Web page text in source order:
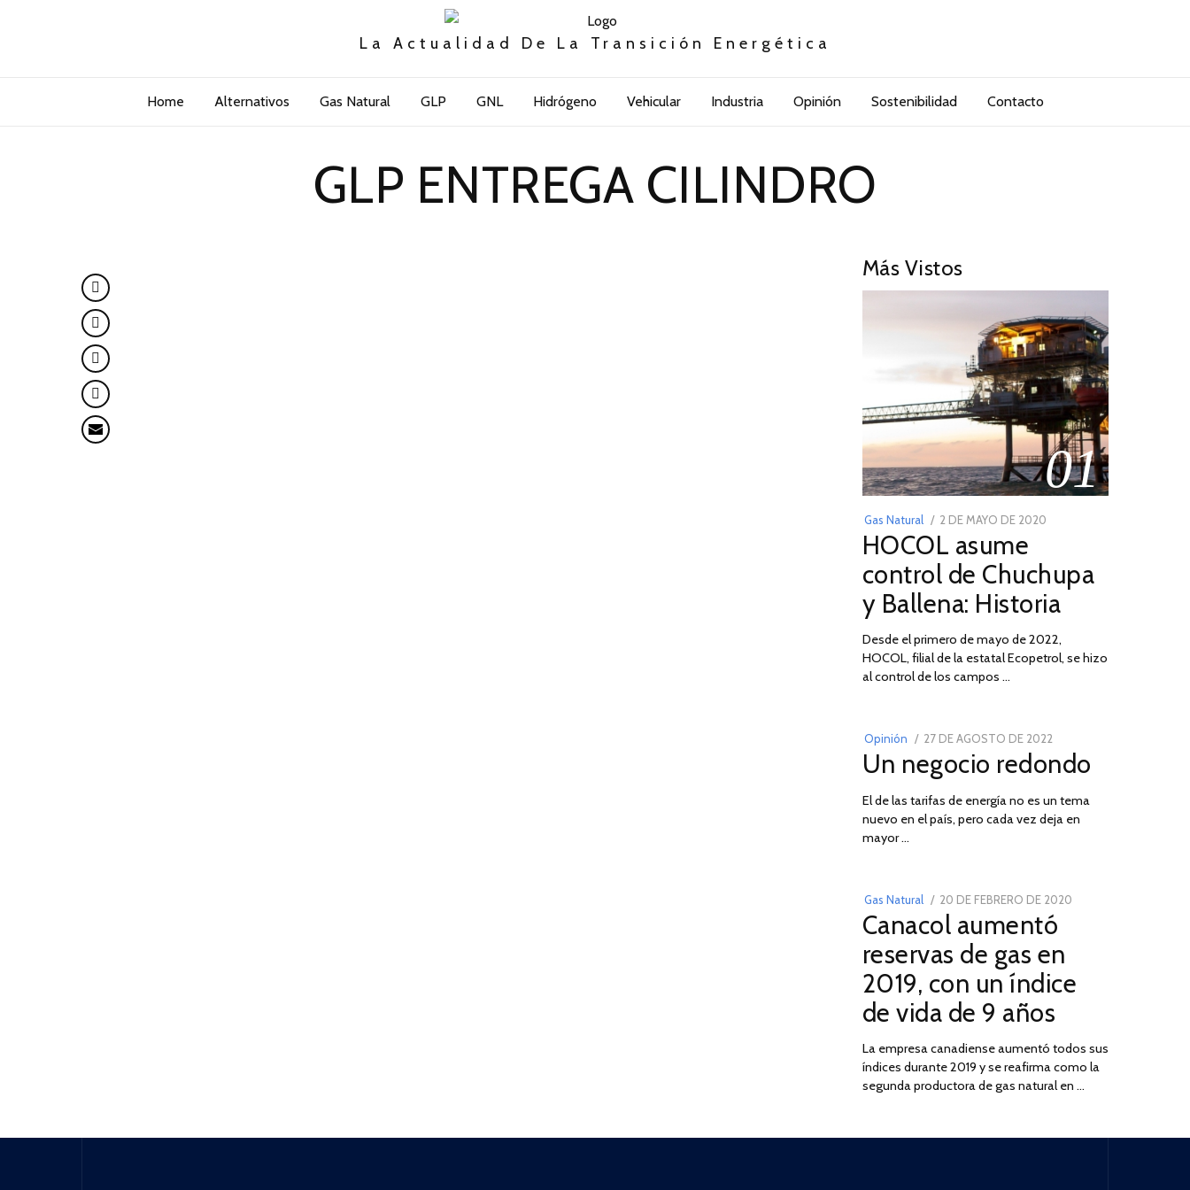
La Actualidad De La Transición Energética
Home Alternativos Gas Natural GLP GNL Hidrógeno Vehicular Industria Opinión Sostenibilidad Contacto
GLP ENTREGA CILINDRO
Más Vistos
01
Gas Natural
POSTED
ON
2 DE MAYO DE 2020
DE
2026
HOCOL asume
control de Chuchupa
y Ballena: Historia
Desde el primero de mayo de 2022,
HOCOL, filial de la estatal Ecopetrol, se hizo
al control de los campos …
Opinión
POSTED
ON
27 DE AGOSTO DE 202230
DE
DE
2022
Un negocio redondo
El de las tarifas de energía no es un tema
nuevo en el país, pero cada vez deja en
mayor …
03
Gas Natural
POSTED
ON
20 DE FEBRERO DE 2020
2025
Canacol aumentó
reservas de gas en
2019, con un índice
de vida de 9 años
La empresa canadiense aumentó todos sus
índices durante 2019 y se reafirma como la
segunda productora de gas natural en …